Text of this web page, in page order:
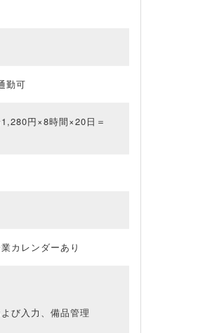
勤可
円×8時間×20日＝
カレンダーあり
び入力、備品管理